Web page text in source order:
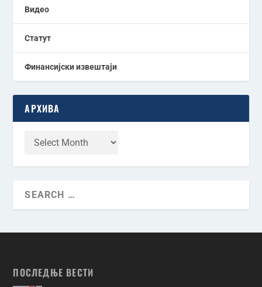
Видео
Статут
Финансијски извештаји
АРХИВА
ПОСЛЕДЊЕ ВЕСТИ